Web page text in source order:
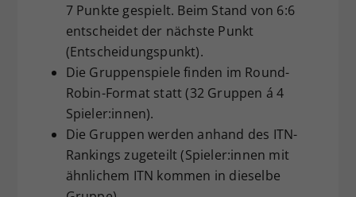
7 Punkte gespielt. Beim Stand von 6:6
entscheidet der nächste Punkt
(Entscheidungspunkt).
Die Gruppenspiele finden im Round-
Robin-Format statt (32 Gruppen á 4
Spieler:innen).
Die Gruppen werden anhand des ITN-
Rankings zugeteilt (Spieler:innen mit
ähnlichem ITN kommen in dieselbe